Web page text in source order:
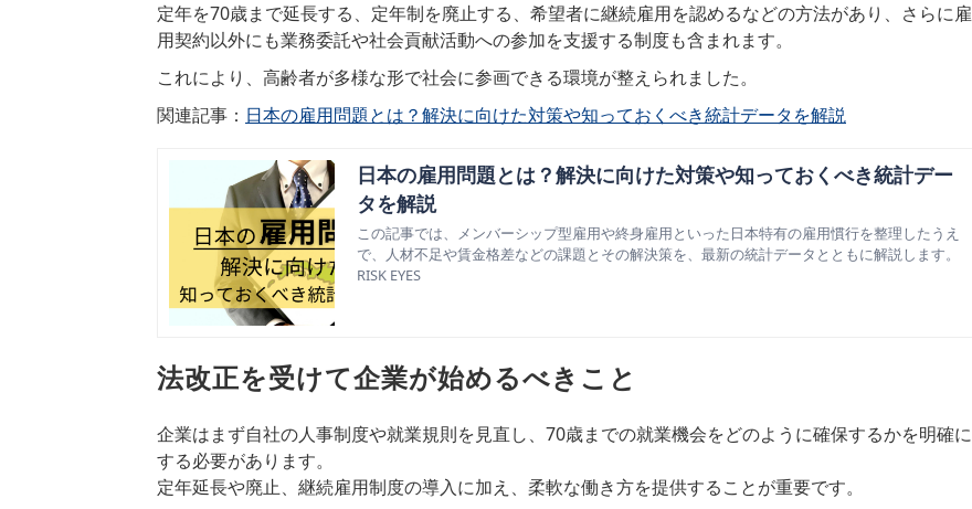
定年を70歳まで延長する、定年制を廃止する、希望者に継続雇用を認めるなどの方法があり、さらに雇
用契約以外にも業務委託や社会貢献活動への参加を支援する制度も含まれます。
これにより、高齢者が多様な形で社会に参画できる環境が整えられました。
関連記事： 日本の雇用問題とは？解決に向けた対策や知っておくべき統計データを解説
日本の雇用問題とは？解決に向けた対策や知っておくべき統計デー
タを解説
この記事では、メンバーシップ型雇用や終身雇用といった日本特有の雇用慣行を整理したうえ
で、人材不足や賃金格差などの課題とその解決策を、最新の統計データとともに解説します。
RISK EYES
法改正を受けて企業が始めるべきこと
企業はまず自社の人事制度や就業規則を見直し、 70歳までの就業機会をどのように確保するかを明確に
する必要があります。
定年延長や廃止、継続雇用制度の導入に加え、柔軟な働き方を提供することが重要です。